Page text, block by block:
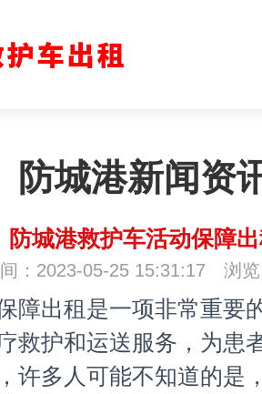
防城港新闻资
防城港救护车活动保障
：2023-05-25 15:31:17 浏览
障出租 是一项非常重要
救护和运送服务，为患
许多人可能不知道的是